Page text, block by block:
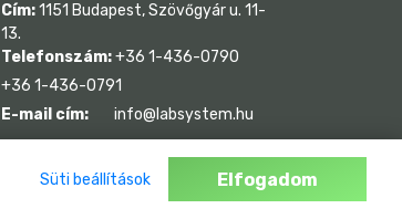
Cím:1151 Budapest, Szövőgyár u. 11-
13.
Telefonszám:+36 1-436-0790
+36 1-436-0791
E-mail cím:
info@labsystem.hu
Süti beállítások Elfogadom